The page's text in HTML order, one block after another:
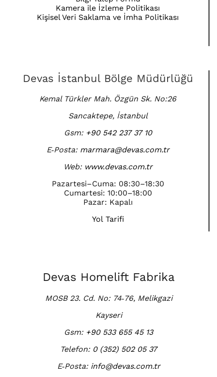
Kamera ile İzleme Politikası
Kişisel Veri Saklama ve İmha Politikası
Devas İstanbul Bölge Müdürlüğü
Kemal Türkler Mah. Özgün Sk. No:26
Sancaktepe, İstanbul
Gsm: +90 542 237 37 10
E‑Posta: marmara@devas.com.tr
Web: www.devas.com.tr
Pazartesi–Cuma: 08:30–18:30
Cumartesi: 10:00–18:00
Pazar: Kapalı
Yol Tarifi
Devas Homelift Fabrika
MOSB 23. Cd. No: 74‑76, Melikgazi
Kayseri
Gsm: +90 533 655 45 13
Telefon: 0 (352) 502 05 37
E‑Posta: info@devas.com.tr